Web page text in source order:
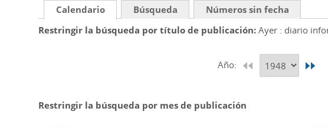
Calendario Búsqueda
Números sin fecha
Restringir la búsqueda por título de publicación Ayer : diario
Año:
Restringir la búsqueda por mes de publicación